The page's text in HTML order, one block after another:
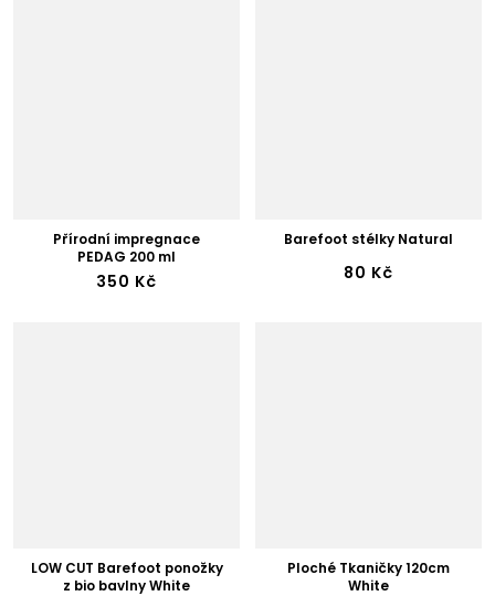
Přírodní impregnace
PEDAG 200 ml
350 Kč
Barefoot stélky Natural
80 Kč
LOW CUT Barefoot ponožky
z bio bavlny White
Ploché Tkaničky 120cm
White